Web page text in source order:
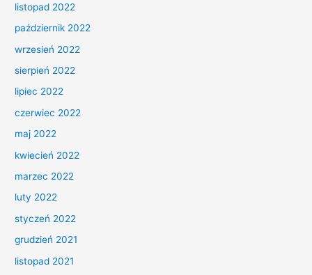
listopad 2022
październik 2022
wrzesień 2022
sierpień 2022
lipiec 2022
czerwiec 2022
maj 2022
kwiecień 2022
marzec 2022
luty 2022
styczeń 2022
grudzień 2021
listopad 2021